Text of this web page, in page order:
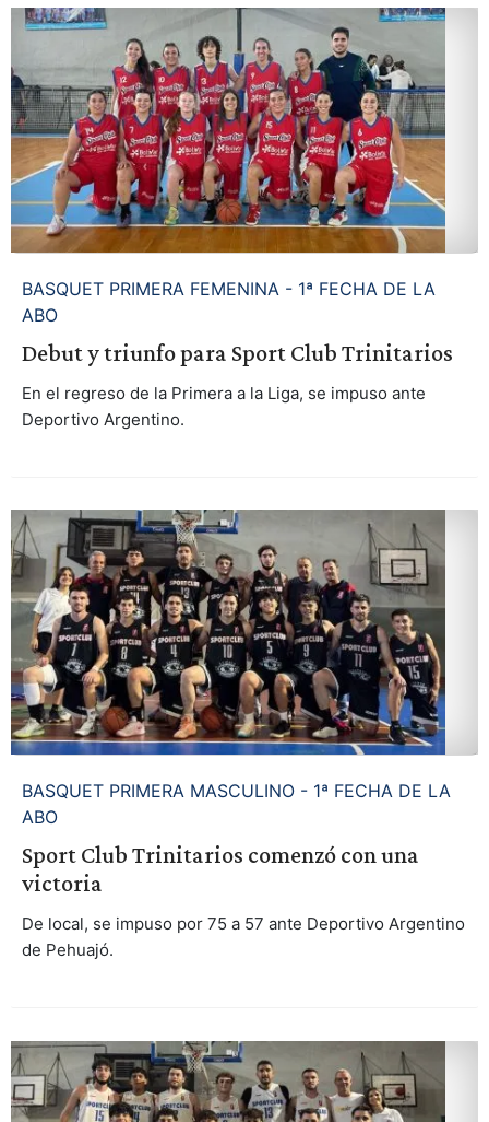
BASQUET PRIMERA FEMENINA - 1ª FECHA DE LA
ABO
Debut y triunfo para Sport Club Trinitarios
En el regreso de la Primera a la Liga, se impuso ante
Deportivo Argentino.
BASQUET PRIMERA MASCULINO - 1ª FECHA DE LA
ABO
Sport Club Trinitarios comenzó con una
victoria
De local, se impuso por 75 a 57 ante Deportivo Argentino
de Pehuajó.